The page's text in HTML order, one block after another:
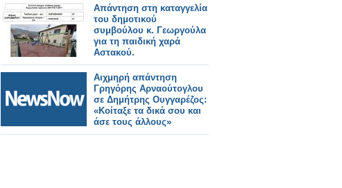
Απάντηση στη καταγγελία
του δημοτικού
συμβούλου κ. Γεωργούλα
για τη παιδική χαρά
Αστακού.
Αιχμηρή απάντηση
Γρηγόρης Αρναούτογλου
σε Δημήτρης Ουγγαρέζος:
«Κοίταξε τα δικά σου και
άσε τους άλλους»